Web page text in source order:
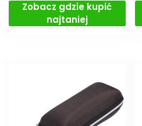
Zobacz gdzie kupić
najtaniej